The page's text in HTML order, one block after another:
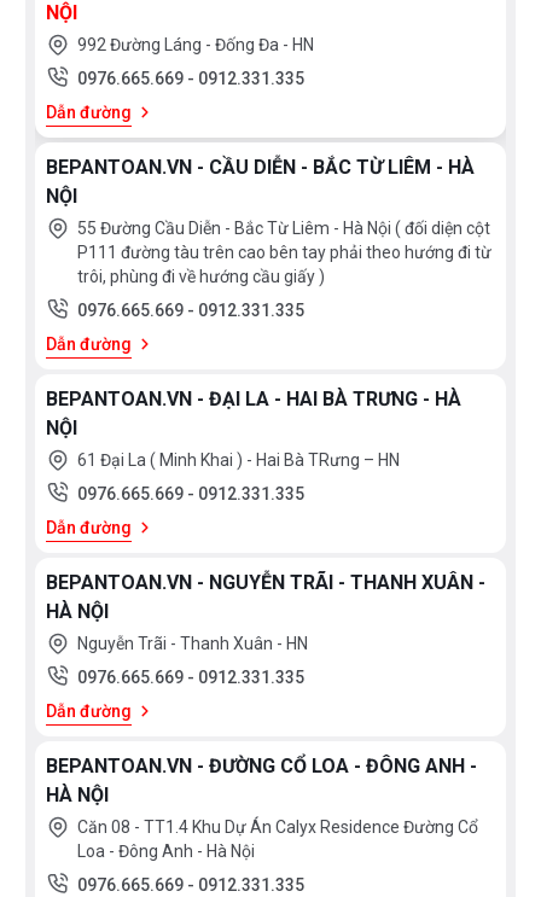
NỘI
992 Đường Láng - Đống Đa - HN
0976.665.669 - 0912.331.335
Dẫn đường
BEPANTOAN.VN - CẦU DIỄN - BẮC TỪ LIÊM - HÀ
NỘI
55 Đường Cầu Diễn - Bắc Từ Liêm - Hà Nội ( đối diện cột
P111 đường tàu trên cao bên tay phải theo hướng đi từ
trôi, phùng đi về hướng cầu giấy )
0976.665.669 - 0912.331.335
Dẫn đường
BEPANTOAN.VN - ĐẠI LA - HAI BÀ TRƯNG - HÀ
NỘI
61 Đại La ( Minh Khai ) - Hai Bà TRưng – HN
0976.665.669 - 0912.331.335
Dẫn đường
BEPANTOAN.VN - NGUYỄN TRÃI - THANH XUÂN -
HÀ NỘI
Nguyễn Trãi - Thanh Xuân - HN
0976.665.669 - 0912.331.335
Dẫn đường
BEPANTOAN.VN - ĐƯỜNG CỔ LOA - ĐÔNG ANH -
HÀ NỘI
Căn 08 - TT1.4 Khu Dự Án Calyx Residence Đường Cổ
Loa - Đông Anh - Hà Nội
0976.665.669 - 0912.331.335